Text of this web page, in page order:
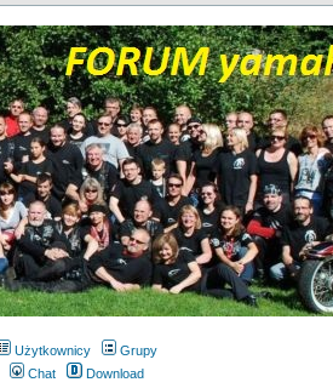
Użytkownicy
Grupy
Chat Download